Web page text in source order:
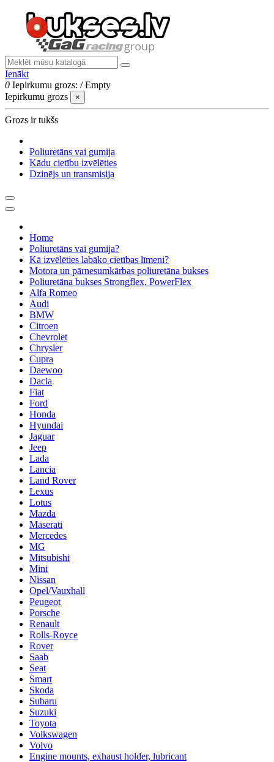
Ienākt
0 Iepirkumu grozs: /Empty
Iepirkumu grozs
×
Grozs ir tukšs
Poliuretāns vai gumija
Kādu cietību izvēlēties
Dzinējs un transmisija
Home
Poliuretāns vai gumija?
Kā izvēlēties labāko cietības līmeni?
Motora un pārnesumkārbas poliuretāna bukses
Poliuretāna bukses Strongflex, PowerFlex
Alfa Romeo
Audi
BMW
Citroen
Chevrolet
Chrysler
Cupra
Daewoo
Dacia
Fiat
Ford
Honda
Hyundai
Jaguar
Jeep
Lada
Lancia
Land Rover
Lexus
Lotus
Mazda
Maserati
Mercedes
MG
Mitsubishi
Mini
Nissan
Opel/Vauxhall
Peugeot
Porsche
Renault
Rolls-Royce
Rover
Saab
Seat
Smart
Skoda
Subaru
Suzuki
Toyota
Volkswagen
Volvo
Engine mounts, exhaust holder, lubricant